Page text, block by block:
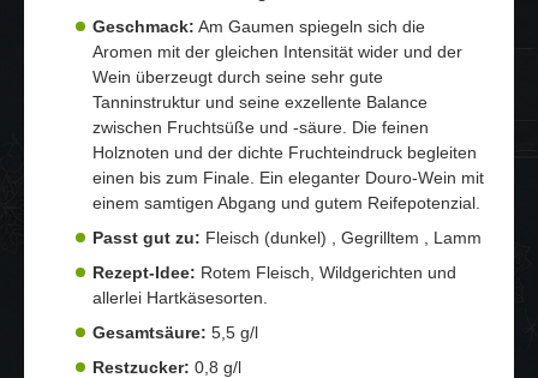
Geschmack: Am Gaumen spiegeln sich die
Aromen mit der gleichen Intensität wider und der
Wein überzeugt durch seine sehr gute
Tanninstruktur und seine exzellente Balance
zwischen Fruchtsüße und -säure. Die feinen
Holznoten und der dichte Fruchteindruck begleiten
einen bis zum Finale. Ein eleganter Douro-Wein mit
einem samtigen Abgang und gutem Reifepotenzial.
Passt gut zu: Fleisch (dunkel) , Gegrilltem , Lamm
Rezept-Idee: Rotem Fleisch, Wildgerichten und
allerlei Hartkäsesorten.
Gesamtsäure: 5,5 g/l
Restzucker: 0,8 g/l